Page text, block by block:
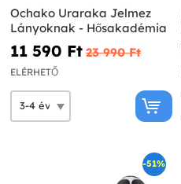
Ochako Uraraka Jelmez
Lányoknak - Hősakadémia
11 590 Ft‎ 23 990 Ft‎
ELÉRHETŐ
-51%